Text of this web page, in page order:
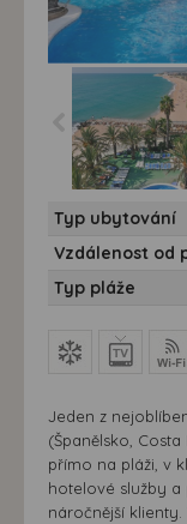
letecky -
Costa Brava,
Susana - hotel
lux
Typ ubytování
Vzdálenost od
Typ pláže
Jeden z
(Španělsko,
přímo na pláži, v
hotelové služby
náročnější